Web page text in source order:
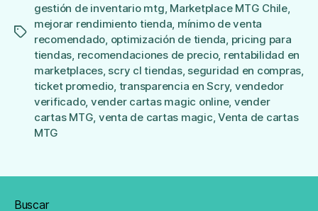
Etiquetas
gestión de inventario mtg, Marketplace MTG Chile,
mejorar rendimiento tienda, mínimo de venta
recomendado, optimización de tienda, pricing para
tiendas, recomendaciones de precio, rentabilidad en
marketplaces, scry cl tiendas, seguridad en compras,
ticket promedio, transparencia en Scry, vendedor
verificado, vender cartas magic online, vender
cartas MTG, venta de cartas magic,Venta de cartas
MTG
Buscar